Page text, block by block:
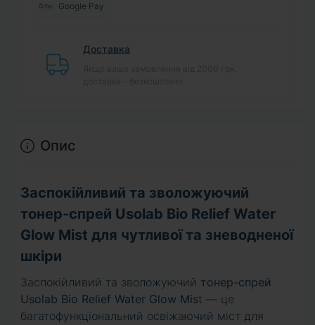
Google Pay
Доставка
Опис
Заспокійливий та зволожуючий
тонер-спрей Usolab Bio Relief Water
Glow Mist для чутливої та зневодненої
шкіри
Заспокійливий та зволожуючий тонер-спрей
Usolab Bio Relief Water Glow Mist — це
багатофункціональний освіжаючий міст для